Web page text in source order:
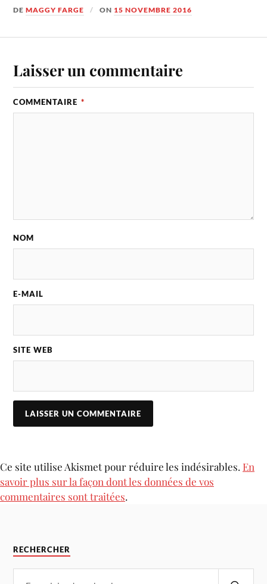
DEMAGGY FARGE ON 15 NOVEMBRE 2016
Laisser un commentaire
COMMENTAIRE *
NOM
E-MAIL
SITE WEB
Ce site utilise Akismet pour réduire les indésirables. En
savoir plus sur la façon dont les données de vos
commentaires sont traitées.
RECHERCHER